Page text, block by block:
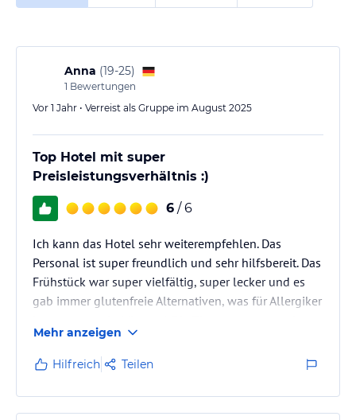
Anna (19-25)
1 Bewertungen
Vor 1 Jahr • Verreist als Gruppe im August 2025
Top Hotel mit super
Preisleistungsverhältnis :)
6 / 6
Ich kann das Hotel sehr weiterempfehlen. Das
Personal ist super freundlich und sehr hilfsbereit. Das
Frühstück war super vielfältig, super lecker und es
gab immer glutenfreie Alternativen, was für Allergiker
sauber und wir haben uns pudelwohl gefühlt.
Mehr anzeigen
Hilfreich Teilen